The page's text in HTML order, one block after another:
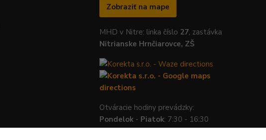
Zobraziť na mape
MHD v Nitre: linka číslo 27, zastávka
Nitrianske Hrnčiarovce, ZŠ
Otváracie hodiny prevádzky:
Pondelok - Piatok: 7:30 - 16:30